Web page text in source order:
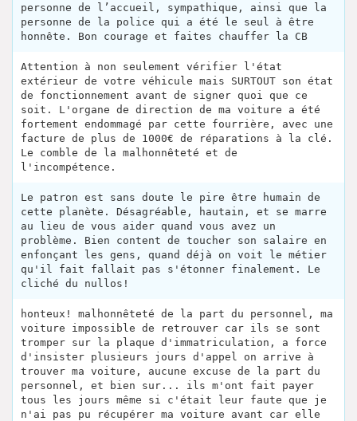
personne de l’accueil, sympathique, ainsi que la
personne de la police qui a été le seul à être
honnête. Bon courage et faites chauffer la CB
Attention à non seulement vérifier l'état
extérieur de votre véhicule mais SURTOUT son état
de fonctionnement avant de signer quoi que ce
soit. L'organe de direction de ma voiture a été
fortement endommagé par cette fourrière, avec une
facture de plus de 1000€ de réparations à la clé.
Le comble de la malhonnêteté et de
l'incompétence.
Le patron est sans doute le pire être humain de
cette planète. Désagréable, hautain, et se marre
au lieu de vous aider quand vous avez un
problème. Bien content de toucher son salaire en
enfonçant les gens, quand déjà on voit le métier
qu'il fait fallait pas s'étonner finalement. Le
cliché du nullos!
honteux! malhonnêteté de la part du personnel, ma
voiture impossible de retrouver car ils se sont
tromper sur la plaque d'immatriculation, a force
d'insister plusieurs jours d'appel on arrive à
trouver ma voiture, aucune excuse de la part du
personnel, et bien sur... ils m'ont fait payer
tous les jours même si c'était leur faute que je
n'ai pas pu récupérer ma voiture avant car elle